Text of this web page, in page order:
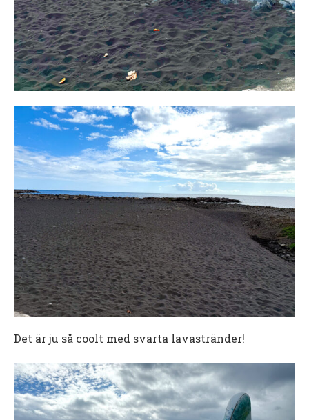
Det är ju så coolt med svarta lavastränder!